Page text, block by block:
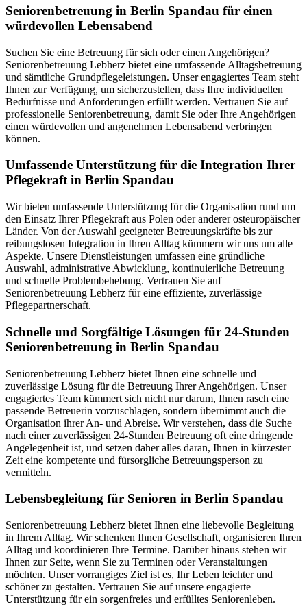
Senioren­betreuung in Berlin Spandau für einen
würdevollen Lebensabend
Suchen Sie eine Betreuung für sich oder einen Angehörigen?
Seniorenbetreuung Lebherz bietet eine umfassende Alltagsbetreuung
und sämtliche Grundpflegeleistungen. Unser engagiertes Team steht
Ihnen zur Verfügung, um sicherzustellen, dass Ihre individuellen
Bedürfnisse und Anforderungen erfüllt werden. Vertrauen Sie auf
professionelle Seniorenbetreuung, damit Sie oder Ihre Angehörigen
einen würdevollen und angenehmen Lebensabend verbringen
können.
Umfassende Unterstützung für die Integration Ihrer
Pflegekraft in Berlin Spandau
Wir bieten umfassende Unterstützung für die Organisation rund um
den Einsatz Ihrer Pflegekraft aus Polen oder anderer osteuropäischer
Länder. Von der Auswahl geeigneter Betreuungskräfte bis zur
reibungslosen Integration in Ihren Alltag kümmern wir uns um alle
Aspekte. Unsere Dienstleistungen umfassen eine gründliche
Auswahl, administrative Abwicklung, kontinuierliche Betreuung
und schnelle Problembehebung. Vertrauen Sie auf
Seniorenbetreuung Lebherz für eine effiziente, zuverlässige
Pflegepartnerschaft.
Schnelle und Sorgfältige Lösungen für 24-Stunden
Seniorenbetreuung in Berlin Spandau
Seniorenbetreuung Lebherz bietet Ihnen eine schnelle und
zuverlässige Lösung für die Betreuung Ihrer Angehörigen. Unser
engagiertes Team kümmert sich nicht nur darum, Ihnen rasch eine
passende Betreuerin vorzuschlagen, sondern übernimmt auch die
Organisation ihrer An- und Abreise. Wir verstehen, dass die Suche
nach einer zuverlässigen 24-Stunden Betreuung oft eine dringende
Angelegenheit ist, und setzen daher alles daran, Ihnen in kürzester
Zeit eine kompetente und fürsorgliche Betreuungsperson zu
vermitteln.
Lebensbegleitung für Senioren in Berlin Spandau
Seniorenbetreuung Lebherz bietet Ihnen eine liebevolle Begleitung
in Ihrem Alltag. Wir schenken Ihnen Gesellschaft, organisieren Ihren
Alltag und koordinieren Ihre Termine. Darüber hinaus stehen wir
Ihnen zur Seite, wenn Sie zu Terminen oder Veranstaltungen
möchten. Unser vorrangiges Ziel ist es, Ihr Leben leichter und
schöner zu gestalten. Vertrauen Sie auf unsere engagierte
Unterstützung für ein sorgenfreies und erfülltes Seniorenleben.